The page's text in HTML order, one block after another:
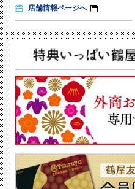
店舗情報ページへ